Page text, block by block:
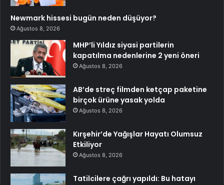
Newmark hissesi bugün neden düşüyor?
Ağustos 8, 2026
MHP’li Yıldız siyasi partilerin
kapatılma nedenlerine 2 yeni öneri
Ağustos 8, 2026
AB’de streç filmden ketçap paketine
birçok ürüne yasak yolda
Ağustos 8, 2026
Kırşehir’de Yağışlar Hayatı Olumsuz
Etkiliyor
Ağustos 8, 2026
Tatilcilere çağrı yapıldı: Bu hatayı